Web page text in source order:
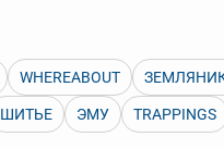
WHEREABOUT
ШИТЬЕ ЭМУ TRAPPINGS